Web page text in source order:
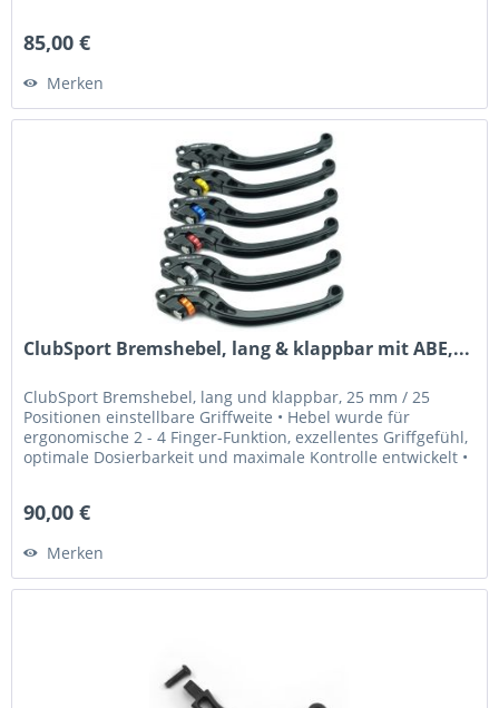
85,00 €
Merken
ClubSport Bremshebel, lang & klappbar mit ABE,...
ClubSport Bremshebel, lang und klappbar, 25 mm / 25
Positionen einstellbare Griffweite • Hebel wurde für
ergonomische 2 - 4 Finger-Funktion, exzellentes Griffgefühl,
optimale Dosierbarkeit und maximale Kontrolle entwickelt •
90,00 €
Merken